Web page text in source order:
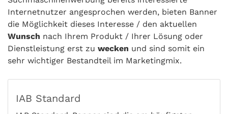
Internetnutzer angesprochen werden, bieten Banner
die Möglichkeit dieses Interesse / den aktuellen
Wunsch nach Ihrem Produkt / Ihrer Lösung oder
Dienstleistung erst zu wecken und sind somit ein
sehr wichtiger Bestandteil im Marketingmix.
IAB Standard